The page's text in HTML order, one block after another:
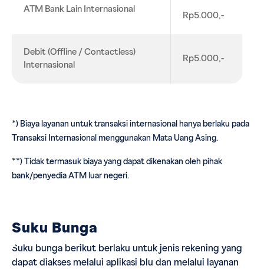
ATM Bank Lain Internasional
Rp5.000,-
Debit (Offline / Contactless)
Internasional
Rp5.000,-
*) Biaya layanan untuk transaksi internasional hanya berlaku pada
Transaksi Internasional menggunakan Mata Uang Asing.
**) Tidak termasuk biaya yang dapat dikenakan oleh pihak
bank/penyedia ATM luar negeri.
Suku Bunga
Suku bunga berikut berlaku untuk jenis rekening yang
dapat diakses melalui aplikasi blu dan melalui layanan